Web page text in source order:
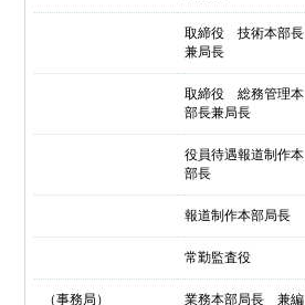
取締役 技術本部長
兼局長
取締役 総務管理本
部長兼局長
役員待遇報道制作本
部長
報道制作本部局長
常勤監査役
（事務局）
業務本部局長 兼編